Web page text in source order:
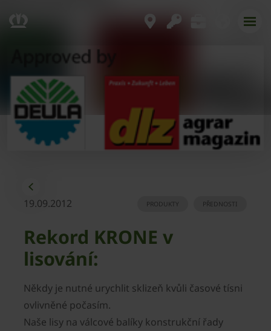
19.09.2012 PŘEDNOSTI
PRODUKTY
Rekord KRONE v
lisování:
Někdy je nutné urychlit sklizeň kvůli časové tísni
ovlivněné počasím.
Naše lisy na válcové balíky konstrukční řady